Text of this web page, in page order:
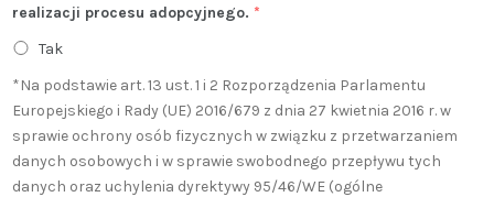
realizacji procesu adopcyjnego. *
Tak
*Na podstawie art. 13 ust. 1 i 2 Rozporządzenia Parlamentu
Europejskiego i Rady (UE) 2016/679 z dnia 27 kwietnia 2016 r. w
sprawie ochrony osób fizycznych w związku z przetwarzaniem
danych osobowych i w sprawie swobodnego przepływu tych
danych oraz uchylenia dyrektywy 95/46/WE (ogólne